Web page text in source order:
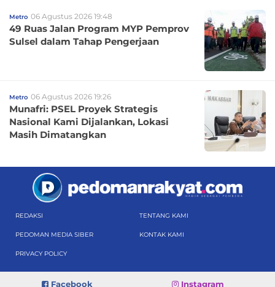
Metro 06 Agustus 2026 19:48
49 Ruas Jalan Program MYP Pemprov
Sulsel dalam Tahap Pengerjaan
Metro 06 Agustus 2026 19:26
Munafri: PSEL Proyek Strategis
Nasional Kami Dijalankan, Lokasi
Masih Dimatangkan
REDAKSI TENTANG KAMI
PEDOMAN MEDIA SIBER KONTAK KAMI
PRIVACY POLICY
Facebook Instagram